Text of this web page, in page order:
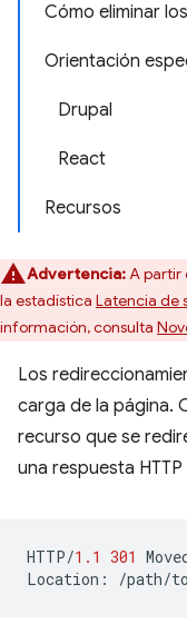
Cómo eliminar
Orientación
Drupal
React
Recursos
Advertencia:A partir
la estadística Latencia de
información, consulta
Los
carga de la página.
recurso que se
una respuesta
HTTP/1.1 301
Location : /path/